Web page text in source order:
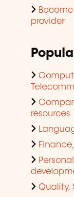
provider
resources
Quality,